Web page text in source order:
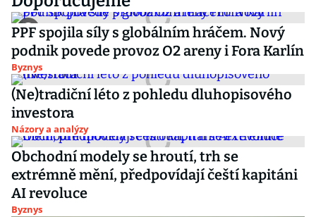
PPF spojila síly s globálním hráčem. Nový
podnik povede provoz O2 areny i Fora Karlín
Byznys
(Ne)tradiční léto z pohledu dluhopisového
investora
Názory a analýzy
Obchodní modely se hroutí, trh se
extrémně mění, předpovídají čeští kapitáni
AI revoluce
Byznys